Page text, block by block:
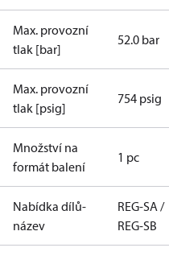
Max. provozní
tlak [bar]
52.0 bar
Max. provozní
tlak [psig]
754 psig
Množství na
formát balení
1 pc
Nabídka dílů-
název
REG-SA /
REG-SB